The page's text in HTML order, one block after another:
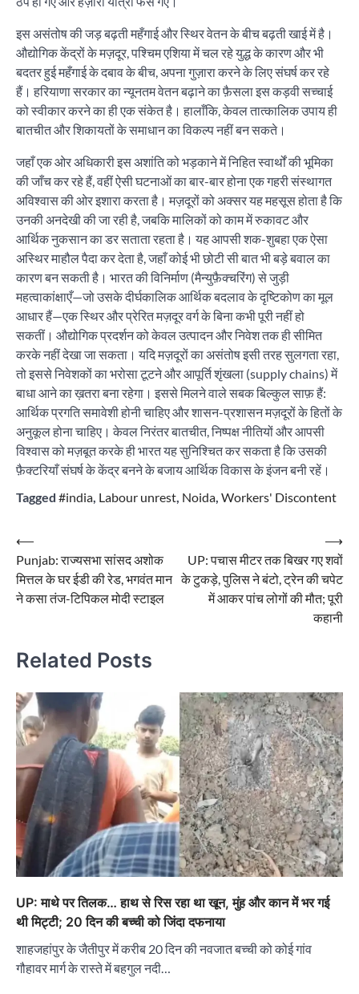
इस असंतोष की जड़ बढ़ती महँगाई और स्थिर वेतन के बीच बढ़ती खाई में है।
औद्योगिक केंद्रों के मज़दूर, पश्चिम एशिया में चल रहे युद्ध के कारण और भी
बदतर हुई महँगाई के दबाव के बीच, अपना गुज़ारा करने के लिए संघर्ष कर रहे
हैं। हरियाणा सरकार का न्यूनतम वेतन बढ़ाने का फ़ैसला इस कड़वी सच्चाई
को स्वीकार करने का ही एक संकेत है। हालाँकि, केवल तात्कालिक उपाय ही
बातचीत और शिकायतों के समाधान का विकल्प नहीं बन सकते।
जहाँ एक ओर अधिकारी इस अशांति को भड़काने में निहित स्वार्थों की भूमिका
की जाँच कर रहे हैं, वहीं ऐसी घटनाओं का बार-बार होना एक गहरी संस्थागत
अविश्वास की ओर इशारा करता है। मज़दूरों को अक्सर यह महसूस होता है कि
उनकी अनदेखी की जा रही है, जबकि मालिकों को काम में रुकावट और
आर्थिक नुकसान का डर सताता रहता है। यह आपसी शक-शुबहा एक ऐसा
अस्थिर माहौल पैदा कर देता है, जहाँ कोई भी छोटी सी बात भी बड़े बवाल का
कारण बन सकती है। भारत की विनिर्माण (मैन्युफ़ैक्चरिंग) से जुड़ी
महत्वाकांक्षाएँ—जो उसके दीर्घकालिक आर्थिक बदलाव के दृष्टिकोण का मूल
आधार हैं—एक स्थिर और प्रेरित मज़दूर वर्ग के बिना कभी पूरी नहीं हो
सकतीं। औद्योगिक प्रदर्शन को केवल उत्पादन और निवेश तक ही सीमित
करके नहीं देखा जा सकता। यदि मज़दूरों का असंतोष इसी तरह सुलगता रहा,
तो इससे निवेशकों का भरोसा टूटने और आपूर्ति शृंखला (supply chains) में
बाधा आने का ख़तरा बना रहेगा। इससे मिलने वाले सबक बिल्कुल साफ़ हैं:
आर्थिक प्रगति समावेशी होनी चाहिए और शासन-प्रशासन मज़दूरों के हितों के
अनुकूल होना चाहिए। केवल निरंतर बातचीत, निष्पक्ष नीतियों और आपसी
विश्वास को मज़बूत करके ही भारत यह सुनिश्चित कर सकता है कि उसकी
फ़ैक्टरियाँ संघर्ष के केंद्र बनने के बजाय आर्थिक विकास के इंजन बनी रहें।
Tagged #india, Labour unrest, Noida, Workers' Discontent
Post
navigation
⟵
Punjab: राज्यसभा सांसद अशोक
मित्तल के घर ईडी की रेड, भगवंत मान
ने कसा तंज-टिपिकल मोदी स्टाइल
UP: पचास मीटर तक बिखर गए शवों
के टुकड़े, पुलिस ने बंटो, ट्रेन की चपेट
में आकर पांच लोगों की मौत; पूरी
कहानी
⟶
Related Posts
UP: माथे पर तिलक… हाथ से रिस रहा था खून, मुंह और कान में भर गई
थी मिट्टी; 20 दिन की बच्ची को जिंदा दफनाया
शाहजहांपुर के जैतीपुर में करीब 20 दिन की नवजात बच्ची को कोई गांव
गौहावर मार्ग के रास्ते में बहगुल नदी…